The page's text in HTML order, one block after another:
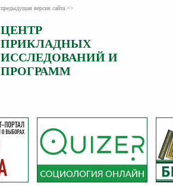
предыдущая версия сайта >>
ЦЕНТР
ПРИКЛАДНЫХ
ИССЛЕДОВАНИЙ И
ПРОГРАММ